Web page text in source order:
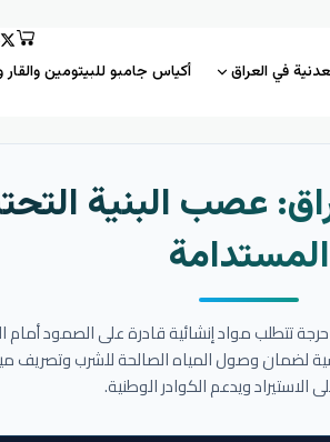
في العراق أكياس جامبو للبيتومين والقار
عصب البنية
المستدامة
تتطلب مواد إنشائية قادرة على الصمود أمام
لضمان وصول المياه الصالحة للشرب وتصريف
الاستيراد ويدعم الكوادر الوطنية.